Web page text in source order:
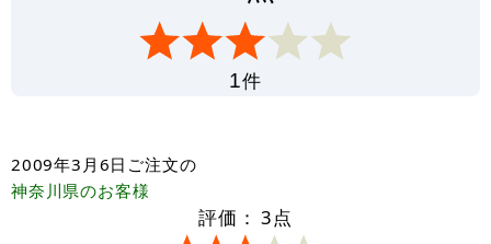
1件
2009年3月6日 ご注文の
神奈川県のお客様
評価： 3点